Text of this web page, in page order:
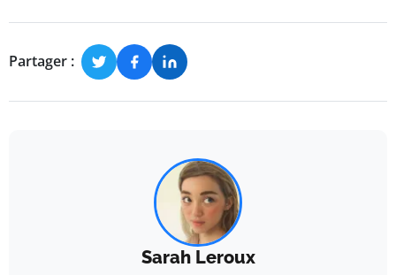
Partager :
Sarah Leroux